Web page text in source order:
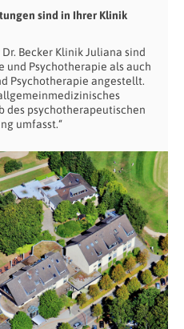
sind in Ihrer Klinik
Becker Klinik Juliana sind
und Psychotherapie als auch
Psychotherapie angestellt.
des psychotherapeutischen
umfasst.“